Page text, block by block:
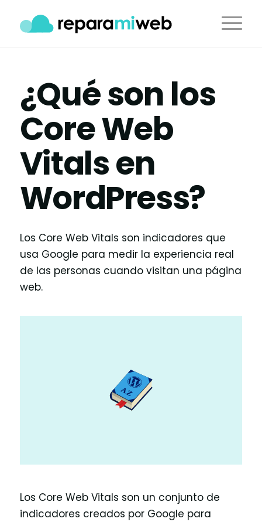
¿Qué son los
Core Web
Vitals en
WordPress?
Los Core Web Vitals son indicadores que
usa Google para medir la experiencia real
de las personas cuando visitan una página
web.
Los Core Web Vitals son un conjunto de
indicadores creados por Google para